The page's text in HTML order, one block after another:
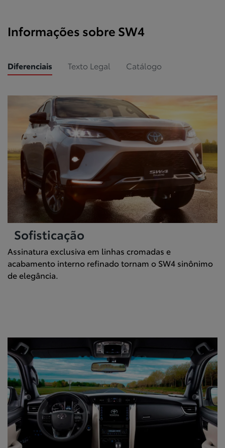
Informações sobre SW4
Diferenciais Texto Legal Catálogo
Sofisticação
Assinatura exclusiva em linhas cromadas e
acabamento interno refinado tornam o SW4 sinônimo
de elegância.